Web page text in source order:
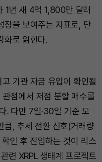
1년 새 4억 1,800만 달러
장을 보여주는 지표로, 단
화로 읽힌다.
기관 자금 유입이 확인될
점에서 저점 분할 매수를
. 다만 7일·30일 기준 모
큼, 추세 전환 신호(거래량
인 후 진입하는 것이 리스
련 XRPL 생태계 프로젝트